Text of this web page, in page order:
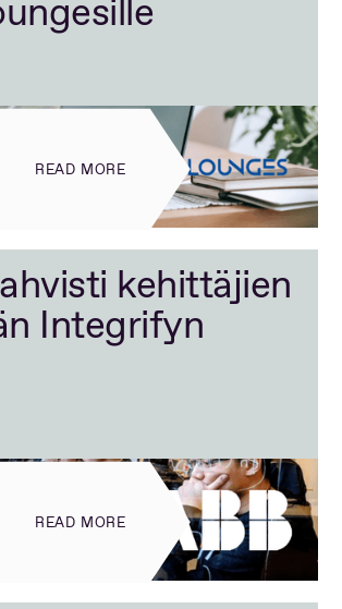
READ MORE
kehittäjien
Integrifyn
READ MORE